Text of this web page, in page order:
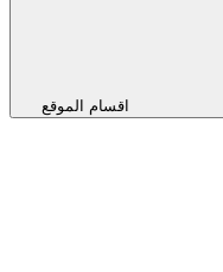
اقسام الموقع